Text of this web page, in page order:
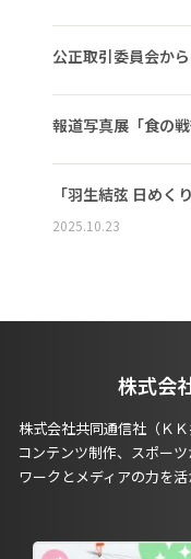
公正取引委員会か
報道写真展「食の
「羽生結弦 日めく
2025.10.23
株式会
株式会社共同通信社（Ｋ
コンテンツ制作、スポー
ワークとメディアの力を